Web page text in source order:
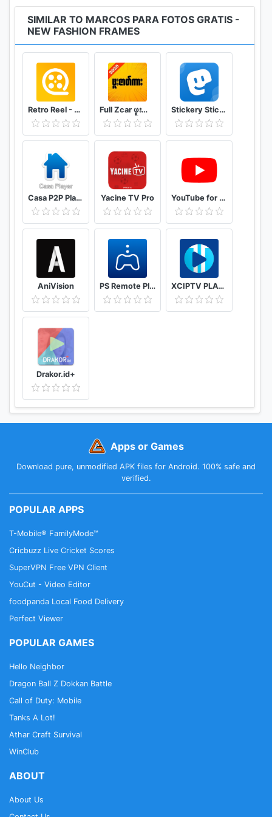
atardecer siempre se ve bien, las sombras y
siluetas son muy atractivas y que decir de las
selfies, todo esto sumado a nuestros increíbles
marcos el resultado serán fotos espectaculares.
SIMILAR TO MARCOS PARA FOTOS GRATIS -
NEW FASHION FRAMES
Retro Reel - Stream Old Classic Films Movies Full Zcar ဖူးဇာတ်ကား Stickery Sticker maker for WhatsApp and Telegram
Casa P2P Player Yacine TV Pro YouTube for Android TV
AniVision PS Remote Play XCIPTV PLAYER
Drakor.id+
Apps or Games
Download pure, unmodified APK files for Android. 100% safe and
verified.
POPULAR APPS
T-Mobile® FamilyMode™
Cricbuzz Live Cricket Scores
SuperVPN Free VPN Client
YouCut - Video Editor
foodpanda Local Food Delivery
Perfect Viewer
POPULAR GAMES
Hello Neighbor
Dragon Ball Z Dokkan Battle
Call of Duty: Mobile
Tanks A Lot!
Athar Craft Survival
WinClub
ABOUT
About Us